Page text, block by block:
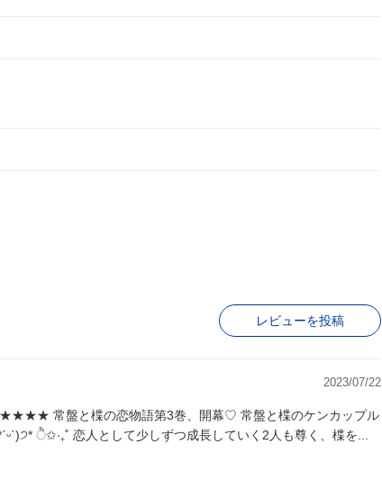
レビューを投稿
2023/07/22
による痴話喧嘩がもはやイチャイチャしているようにしか見えない*ଘ(੭*ˊᵕˋ)੭* ੈ✩‧₊˚ 恋人として少しずつ成長していく2人も尊く、楪を...